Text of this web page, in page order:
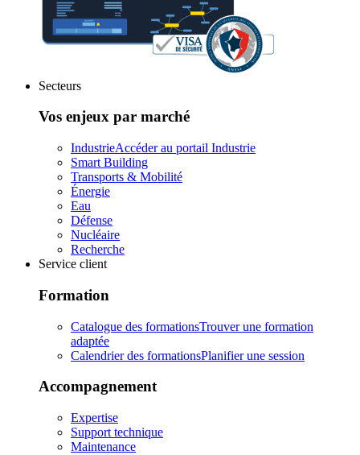
Secteurs
Vos enjeux par marché
IndustrieAccéder au portail Industrie
Smart Building
Transports & Mobilité
Énergie
Eau
Défense
Nucléaire
Recherche
Service client
Formation
Catalogue des formationsTrouver une formation
adaptée
Calendrier des formationsPlanifier une session
Accompagnement
Expertise
Support technique
Maintenance